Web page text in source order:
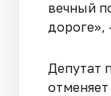
вечный
дороге»,
Депутат